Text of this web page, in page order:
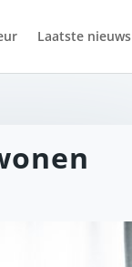
Laatste nieuws